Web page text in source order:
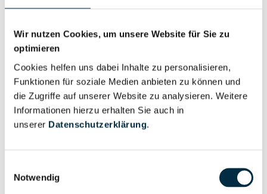
Wir nutzen Cookies, um unsere Website für Sie zu
optimieren
Cookies helfen uns dabei Inhalte zu personalisieren,
Funktionen für soziale Medien anbieten zu können und
die Zugriffe auf unserer Website zu analysieren. Weitere
Informationen hierzu erhalten Sie auch in
unserer Datenschutzerklärung.
Notwendig
Geschäftsführer (1)
Nutzer
Prokurist (1)
Für registrierte
Nutzer